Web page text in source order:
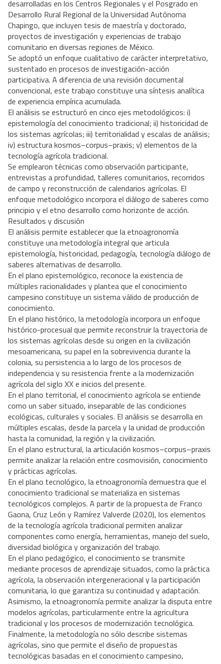
desarrolladas en los Centros Regionales y el Posgrado en
Desarrollo Rural Regional de la Universidad Autónoma
Chapingo, que incluyen tesis de maestría y doctorado,
proyectos de investigación y experiencias de trabajo
comunitario en diversas regiones de México.
Se adoptó un enfoque cualitativo de carácter interpretativo,
sustentado en procesos de investigación-acción
participativa. A diferencia de una revisión documental
convencional, este trabajo constituye una síntesis analítica
de experiencia empírica acumulada.
El análisis se estructuró en cinco ejes metodológicos: i)
epistemología del conocimiento tradicional; ii) historicidad de
los sistemas agrícolas; iii) territorialidad y escalas de análisis;
iv) estructura kosmos–corpus–praxis; v) elementos de la
tecnología agrícola tradicional.
Se emplearon técnicas como observación participante,
entrevistas a profundidad, talleres comunitarios, recorridos
de campo y reconstrucción de calendarios agrícolas. El
enfoque metodológico incorpora el diálogo de saberes como
principio y el etno desarrollo como horizonte de acción.
Resultados y discusión
El análisis permite establecer que la etnoagronomía
constituye una metodología integral que articula
epistemología, historicidad, pedagogía, tecnología diálogo de
saberes alternativas de desarrollo.
En el plano epistemológico, reconoce la existencia de
múltiples racionalidades y plantea que el conocimiento
campesino constituye un sistema válido de producción de
conocimiento.
En el plano histórico, la metodología incorpora un enfoque
histórico-procesual que permite reconstruir la trayectoria de
los sistemas agrícolas desde su origen en la civilización
mesoamericana, su papel en la sobrevivencia durante la
colonia, su persistencia a lo largo de los procesos de
independencia y su resistencia frente a la modernización
agrícola del siglo XX e inicios del presente.
En el plano territorial, el conocimiento agrícola se entiende
como un saber situado, inseparable de las condiciones
ecológicas, culturales y sociales. El análisis se desarrolla en
múltiples escalas, desde la parcela y la unidad de producción
hasta la comunidad, la región y la civilización.
En el plano estructural, la articulación kosmos–corpus–praxis
permite analizar la relación entre cosmovisión, conocimiento
y prácticas agrícolas.
En el plano tecnológico, la etnoagronomía demuestra que el
conocimiento tradicional se materializa en sistemas
tecnológicos complejos. A partir de la propuesta de Franco
Gaona, Cruz León y Ramírez Valverde (2020), los elementos
de la tecnología agrícola tradicional permiten analizar
componentes como energía, herramientas, manejo del suelo,
diversidad biológica y organización del trabajo.
En el plano pedagógico, el conocimiento se transmite
mediante procesos de aprendizaje situados, como la práctica
agrícola, la observación intergeneracional y la participación
comunitaria, lo que garantiza su continuidad y adaptación.
Asimismo, la etnoagronomía permite analizar la disputa entre
modelos agrícolas, particularmente entre la agricultura
tradicional y los procesos de modernización tecnológica.
Finalmente, la metodología no sólo describe sistemas
agrícolas, sino que permite el diseño de propuestas
tecnológicas basadas en el conocimiento campesino,